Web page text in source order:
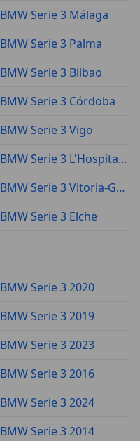
BMW Serie 3 Málaga
BMW Serie 3 Palma
BMW Serie 3 Bilbao
BMW Serie 3 Córdoba
BMW Serie 3 Vigo
BMW Serie 3 L'Hospitalet de Llobregat
BMW Serie 3 Vitoria-Gasteiz
BMW Serie 3 Elche
BMW Serie 3 2020
BMW Serie 3 2019
BMW Serie 3 2023
BMW Serie 3 2016
BMW Serie 3 2024
BMW Serie 3 2014